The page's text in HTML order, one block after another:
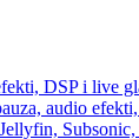
DSP i live
audio